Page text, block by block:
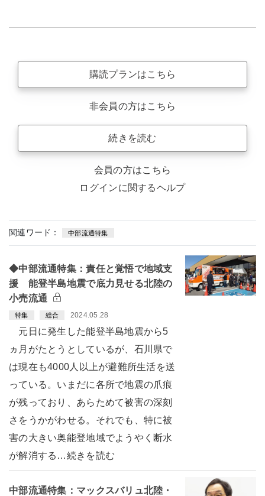
購読プランはこちら
非会員の方はこちら
続きを読む
会員の方はこちら
ログインに関するヘルプ
関連ワード： 中部流通特集
◆中部流通特集：責任と覚悟で地域支
援 能登半島地震で底力見せる北陸の
小売流通
特集 総合 2024.05.28
元日に発生した能登半島地震から5
ヵ月がたとうとしているが、石川県で
は現在も4000人以上が避難所生活を送
っている。いまだに各所で地震の爪痕
が残っており、あらためて被害の深刻
さをうかがわせる。それでも、特に被
害の大きい奥能登地域でようやく断水
が解消する…続きを読む
中部流通特集：マックスバリュ北陸・